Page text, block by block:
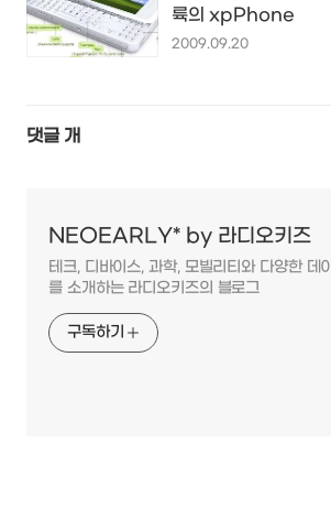
륙의 xpPhone
2009.09.20
댓글 개
NEOEARLY* by 라디오키즈
테크, 디바이스, 과학, 모빌리티와 다양한 데
를 소개하는 라디오키즈의 블로그
구독하기